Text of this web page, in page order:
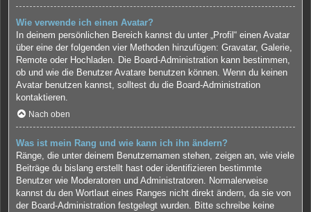
Wie verwende ich einen Avatar?
In deinem persönlichen Bereich kannst du unter „Profil“ einen Avatar
über eine der folgenden vier Methoden hinzufügen: Gravatar, Galerie,
Remote oder Hochladen. Die Board-Administration kann bestimmen,
ob und wie die Benutzer Avatare benutzen können. Wenn du keinen
Avatar benutzen kannst, solltest du die Board-Administration
kontaktieren.
Nach oben
Was ist mein Rang und wie kann ich ihn ändern?
Ränge, die unter deinem Benutzernamen stehen, zeigen an, wie viele
Beiträge du bislang erstellt hast oder identifizieren bestimmte
Benutzer wie Moderatoren und Administratoren. Normalerweise
kannst du den Wortlaut eines Ranges nicht direkt ändern, da sie von
der Board-Administration festgelegt wurden. Bitte schreibe keine